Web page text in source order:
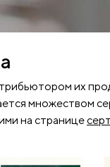
их
множеством
на странице